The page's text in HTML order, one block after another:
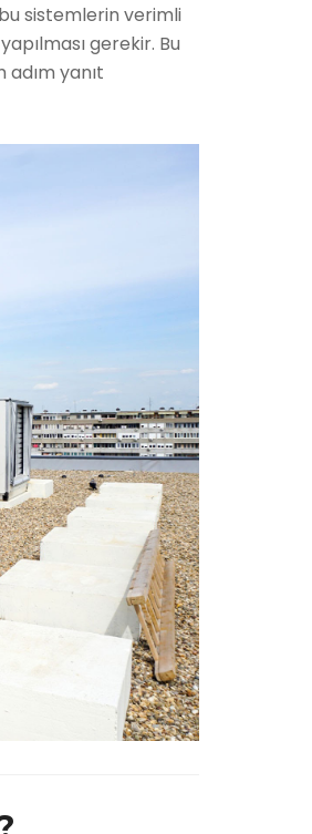
sistemlerin verimli
gerekir. Bu
adım yanıt